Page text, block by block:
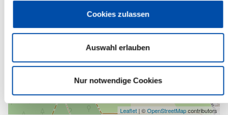
Cookies zulassen
Auswahl erlauben
Nur notwendige Cookies
Leaflet | ©OpenStreetMapcontributors